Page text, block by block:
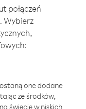
połączeń
Wybierz
one dodane
ze środków,
świecie w niskich